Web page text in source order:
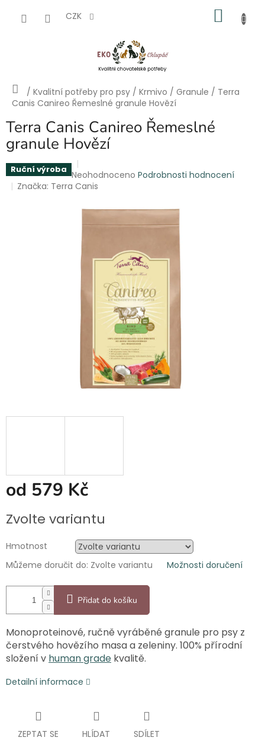
CZK
Domů
/ Kvalitní potřeby pro psy / Krmivo / Granule / Terra
Canis Canireo Řemeslné granule Hovězí
Terra Canis Canireo Řemeslné
granule Hovězí
Ruční výroba Průměrné
hodnocení
hvězdiček.
Neohodnoceno Podrobnosti hodnocení
Značka: Terra Canis
od 579 Kč
cena:
Zvolte variantu
Hmotnost
Můžeme doručit do: Zvolte variantu Možnosti doručení
Přidat do košíku
Monoproteinové, ručně vyráběné granule pro psy z
čerstvého hovězího masa a zeleniny. 100% přírodní
složení v human grade kvalitě.
Detailní informace
ZEPTAT SE HLÍDAT SDÍLET